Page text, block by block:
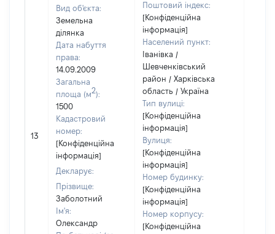
13
Вид об'єкта:
Земельна
ділянка
Дата набуття
права:
14.09.2009
Загальна
площа (м2):
1500
Кадастровий
номер:
[Конфіденційна
інформація]
Декларує:
Прізвище:
Заболотний
Ім'я:
Олександр
Поштовий індекс:
[Конфіденційна
інформація]
Населений пункт:
Іванівка /
Шевченківський
район / Харківська
область / Україна
Тип вулиці:
[Конфіденційна
інформація]
Вулиця:
[Конфіденційна
інформація]
Номер будинку:
[Конфіденційна
інформація]
Номер корпусу:
[Конфіденційна